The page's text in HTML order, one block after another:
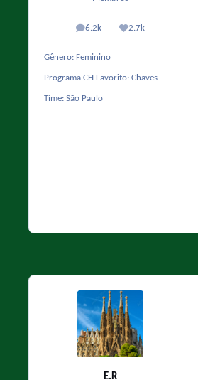
6.2k
posts 2.7k
Reputação
Gênero: Feminino
Programa CH Favorito: Chaves
Time: São Paulo
E.R